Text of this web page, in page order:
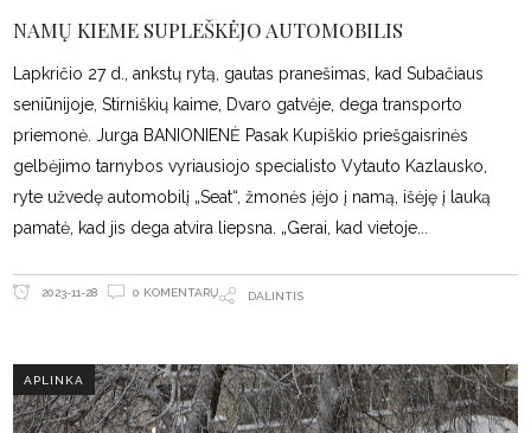
NAMŲ KIEME SUPLEŠKĖJO AUTOMOBILIS
Lapkričio 27 d., ankstų rytą, gautas pranešimas, kad Subačiaus
seniūnijoje, Stirniškių kaime, Dvaro gatvėje, dega transporto
priemonė. Jurga BANIONIENĖ Pasak Kupiškio priešgaisrinės
gelbėjimo tarnybos vyriausiojo specialisto Vytauto Kazlausko,
ryte užvedę automobilį „Seat“, žmonės įėjo į namą, išėję į lauką
pamatė, kad jis dega atvira liepsna. „Gerai, kad vietoje
2023-11-28 0 KOMENTARŲ DALINTIS
APLINKA